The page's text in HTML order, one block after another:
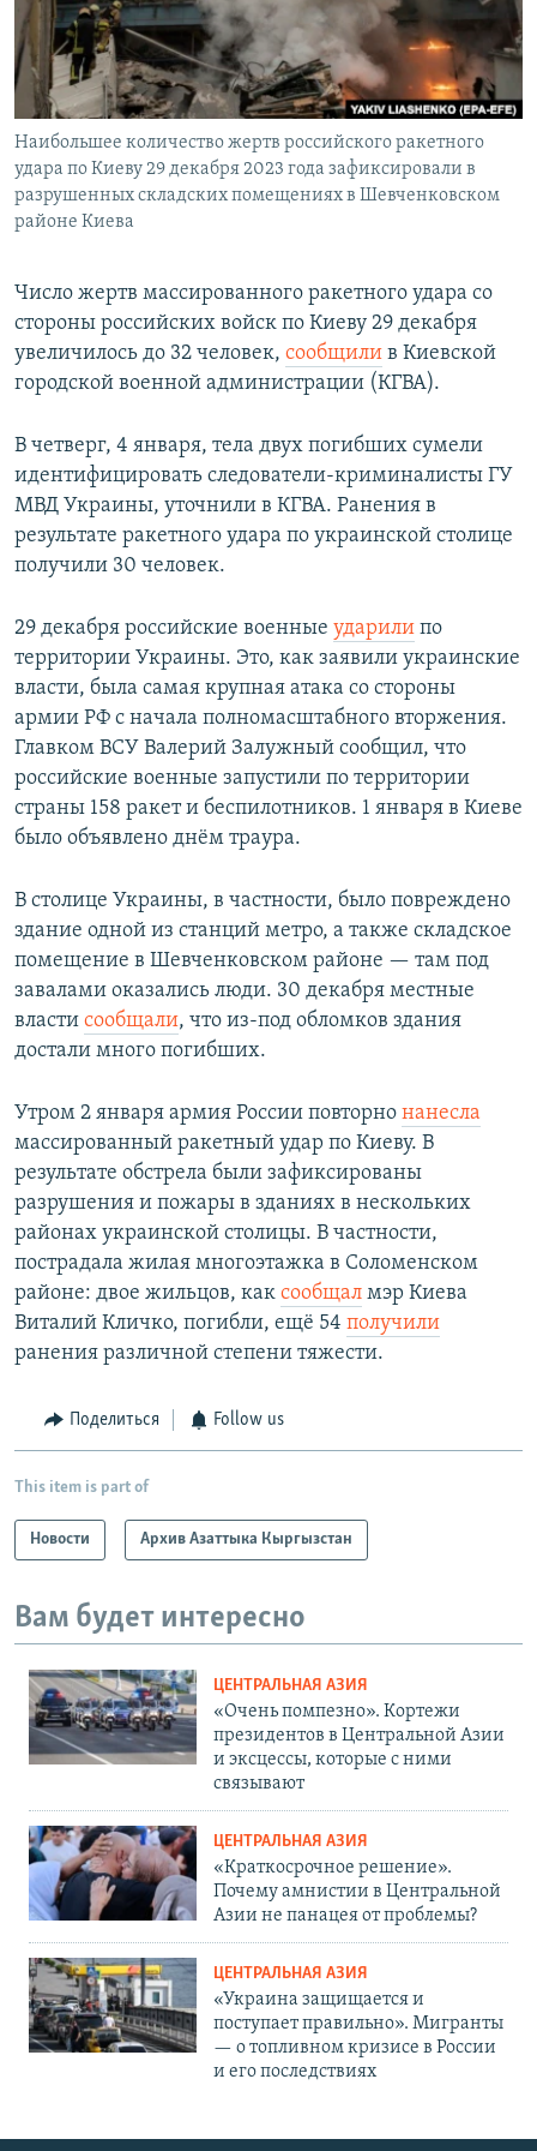
Наибольшее количество жертв российского ракетного
удара по Киеву 29 декабря 2023 года зафиксировали в
разрушенных складских помещениях в Шевченковском
районе Киева
Число жертв массированного ракетного удара со
стороны российских войск по Киеву 29 декабря
увеличилось до 32 человек, сообщили в Киевской
городской военной администрации (КГВА).
В четверг, 4 января, тела двух погибших сумели
идентифицировать следователи-криминалисты ГУ
МВД Украины, уточнили в КГВА. Ранения в
результате ракетного удара по украинской столице
получили 30 человек.
29 декабря российские военные ударили по
территории Украины. Это, как заявили украинские
власти, была самая крупная атака со стороны
армии РФ с начала полномасштабного вторжения.
Главком ВСУ Валерий Залужный сообщил, что
российские военные запустили по территории
страны 158 ракет и беспилотников. 1 января в Киеве
было объявлено днём траура.
В столице Украины, в частности, было повреждено
здание одной из станций метро, а также складское
помещение в Шевченковском районе — там под
завалами оказались люди. 30 декабря местные
власти сообщали, что из-под обломков здания
достали много погибших.
Утром 2 января армия России повторно нанесла
массированный ракетный удар по Киеву. В
результате обстрела были зафиксированы
разрушения и пожары в зданиях в нескольких
районах украинской столицы. В частности,
пострадала жилая многоэтажка в Соломенском
районе: двое жильцов, как сообщал мэр Киева
Виталий Кличко, погибли, ещё 54 получили
ранения различной степени тяжести.
Поделиться Follow us
This item is part of
Новости Архив Азаттыка Кыргызстан
Вам будет интересно
ЦЕНТРАЛЬНАЯ АЗИЯ
«Очень помпезно». Кортежи
президентов в Центральной Азии
и эксцессы, которые с ними
связывают
ЦЕНТРАЛЬНАЯ АЗИЯ
«Краткосрочное решение».
Почему амнистии в Центральной
Азии не панацея от проблемы?
ЦЕНТРАЛЬНАЯ АЗИЯ
«Украина защищается и
поступает правильно». Мигранты
— о топливном кризисе в России
и его последствиях